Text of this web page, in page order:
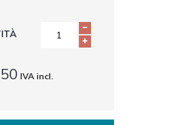
IVA incl.